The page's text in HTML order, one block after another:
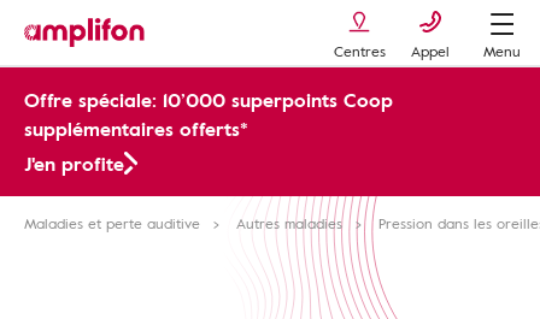
Centres Appel Menu
Offre spéciale: 10’000 superpoints Coop
supplémentaires offerts*
J'en profite
Maladies et perte auditive Autres maladies Pression dans les